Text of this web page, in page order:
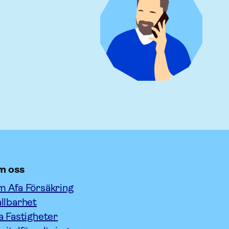
oss
Afa Försäkring
Fastigheter